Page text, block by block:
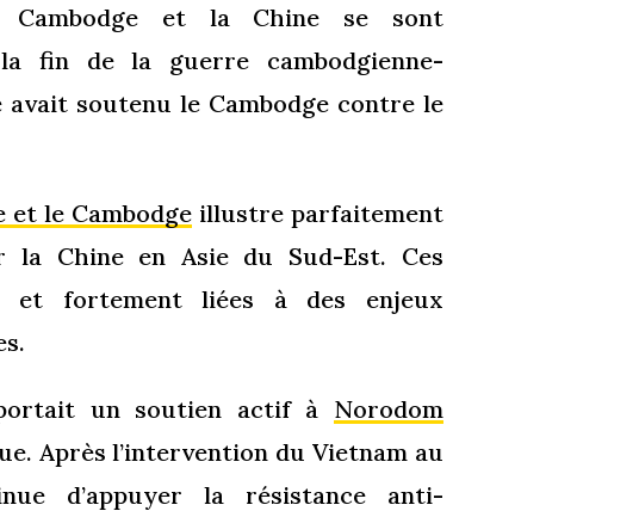
et la Chine se sont
fin de la guerre cambodgienne-
soutenu le Cambodge contre le
et le Cambodgeillustre parfaitement
la Chine en Asie du Sud-Est. Ces
fortement liées à des enjeux
un soutien actif à Norodom
Après l’intervention du Vietnam au
d’appuyer la résistance anti-